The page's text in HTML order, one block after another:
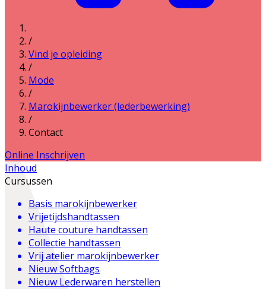
/
Vind je opleiding
/
Mode
/
Marokijnbewerker (lederbewerking)
/
Contact
Online Inschrijven
Inhoud
Cursussen
Basis marokijnbewerker
Vrijetijdshandtassen
Haute couture handtassen
Collectie handtassen
Vrij atelier marokijnbewerker
NieuwSoftbags
Nieuw Lederwaren herstellen